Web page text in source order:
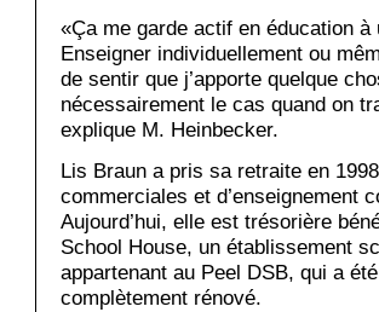
«Ça me garde actif en éducation
Enseigner individuellement ou
de sentir que j’apporte quelque
nécessairement le cas quand on
explique M. Heinbecker.
Lis Braun a pris sa retraite en
commerciales et d’enseignement
Aujourd’hui, elle est trésorière
School House, un établissement
appartenant au Peel DSB, qui a
complètement rénové.